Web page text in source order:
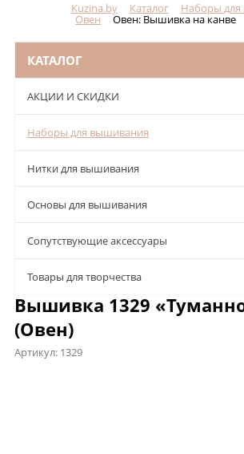
Kuzina.by Каталог Наборы
Овен Овен: Вышивка на канве
КАТАЛОГ
АКЦИИ И СКИДКИ
Наборы для вышивания
Нитки для вышивания
Основы для вышивания
Сопутствующие аксессуары
Товары для творчества
Вышивка 1329
(Овен)
Артикул: 1329